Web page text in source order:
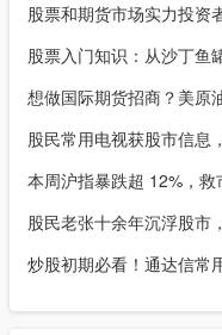
股票和期货市场实力投资
股票入门知识：从沙丁鱼
想做国际期货招商？美原
股民常用电视获股市信息
本周沪指暴跌超 12%，
股民老张十余年沉浮股市
炒股初期必看！通达信常